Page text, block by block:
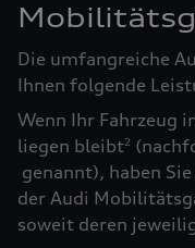
Die umfangreiche
Ihnen folgende
Wenn Ihr Fahrzeug
liegen bleibt2
genannt), haben
der Audi
soweit deren